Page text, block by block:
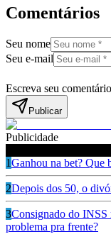
Comentários
Seu nome
Seu e-mail
Escreva seu comentário
Publicar
Publicidade
1Ganhou na bet? Que
2Depois dos 50, o
3Consignado do INSS
problema pra frente?